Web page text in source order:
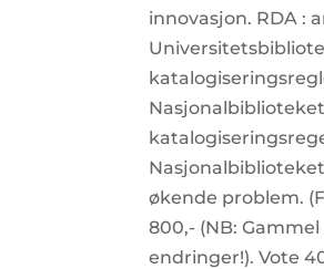
innovasjon. RDA :
økende problem.
800,- (NB:
endringer!). Vote